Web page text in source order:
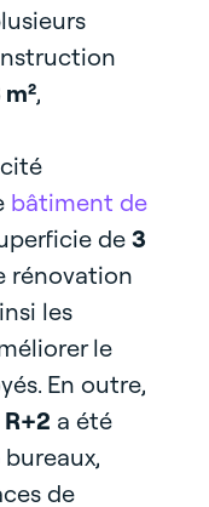
,
bâtiment de
de3
rénovation
les
le
En outre,
R+2 a été
de